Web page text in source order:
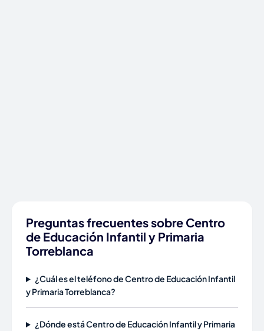
Preguntas frecuentes sobre Centro
de Educación Infantil y Primaria
Torreblanca
¿Cuál es el teléfono de Centro de Educación Infantil
y Primaria Torreblanca?
¿Dónde está Centro de Educación Infantil y Primaria